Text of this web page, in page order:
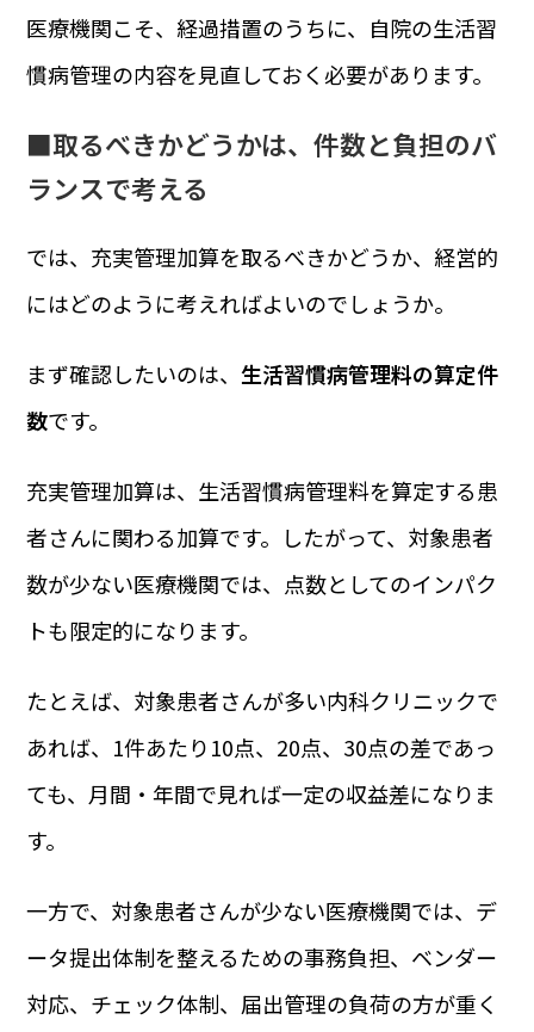
医療機関こそ、経過措置のうちに、自院の生活習
慣病管理の内容を見直しておく必要があります。
■取るべきかどうかは、件数と負担のバ
ランスで考える
では、充実管理加算を取るべきかどうか、経営的
にはどのように考えればよいのでしょうか。
まず確認したいのは、生活習慣病管理料の算定件
数です。
充実管理加算は、生活習慣病管理料を算定する患
者さんに関わる加算です。したがって、対象患者
数が少ない医療機関では、点数としてのインパク
トも限定的になります。
たとえば、対象患者さんが多い内科クリニックで
あれば、1件あたり10点、20点、30点の差であっ
ても、月間・年間で見れば一定の収益差になりま
す。
一方で、対象患者さんが少ない医療機関では、デ
ータ提出体制を整えるための事務負担、ベンダー
対応、チェック体制、届出管理の負荷の方が重く